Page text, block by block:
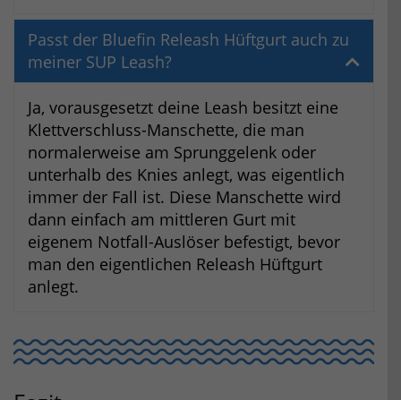
Passt der Bluefin Releash Hüftgurt auch zu
meiner SUP Leash?
Ja, vorausgesetzt deine Leash besitzt eine
Klettverschluss-Manschette, die man
normalerweise am Sprunggelenk oder
unterhalb des Knies anlegt, was eigentlich
immer der Fall ist. Diese Manschette wird
dann einfach am mittleren Gurt mit
eigenem Notfall-Auslöser befestigt, bevor
man den eigentlichen Releash Hüftgurt
anlegt.